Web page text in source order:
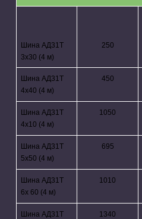
Шина АД31Т
3х30 (4 м)
250
Шина АД31Т
4х40 (4 м)
450
Шина АД31Т
4х10 (4 м)
1050
Шина АД31Т
5х50 (4 м)
695
Шина АД31Т
6х 60 (4 м)
1010
Шина АД31Т
1340